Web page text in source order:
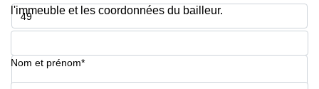
Numéro de téléphone*
l'immeuble et les coordonnées du bailleur.
Nom et prénom*